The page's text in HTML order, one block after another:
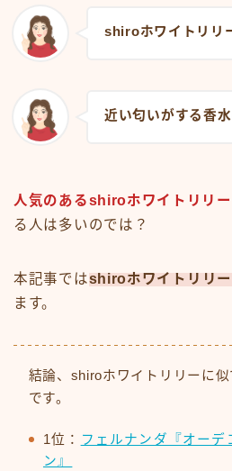
shiroホワイトリリ
近い匂いがする香水
人気のあるshiroホワイトリリー
る人は多いのでは？
本記事ではshiroホワイトリリ
ます。
結論、shiroホワイトリリーに
です。
1位：
フェルナンダ『オーデ
ン』